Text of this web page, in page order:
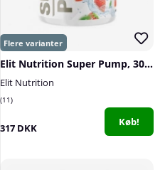
Elit Nutrition Super Pump, 300 g
Elit Nutrition
11
317 DKK Køb!